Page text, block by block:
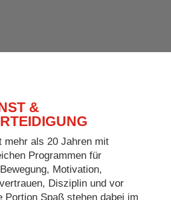
&
mehr als 20 Jahren mit
Programmen für
Motivation,
Disziplin und vor
Portion Spaß stehen dabei im